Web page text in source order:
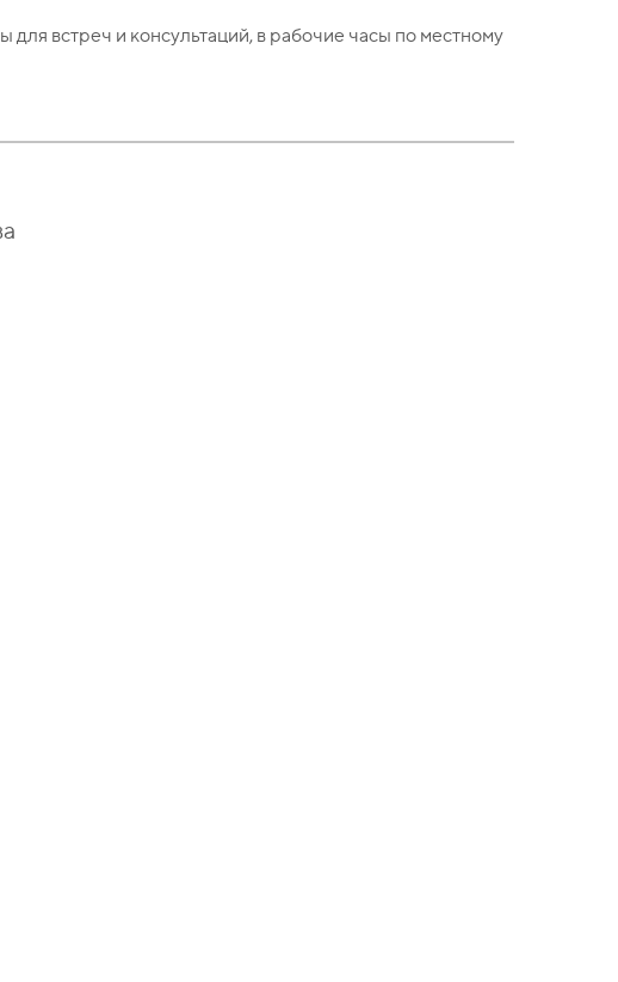
встреч и консультаций, в рабочие часы по местному